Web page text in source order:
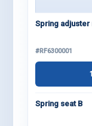
Spring adjuster
#RF6300001
Spring seat B